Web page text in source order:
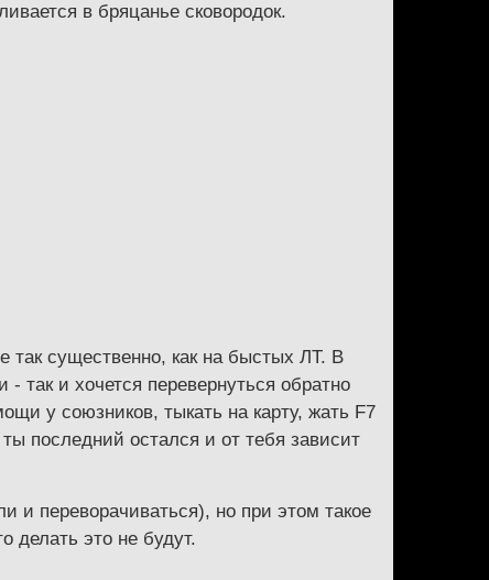
в бряцанье сковородок.
так существенно, как на быстых ЛТ. В
так и хочется перевернуться обратно
у союзников, тыкать на карту, жать F7
последний остался и от тебя зависит
переворачиваться), но при этом такое
делать это не будут.